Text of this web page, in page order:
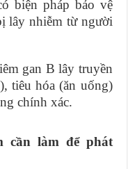
biện pháp bảo vệ
lây nhiễm từ người
gan B lây truyền
tiêu hóa (ăn uống)
chính xác.
cần làm để phát